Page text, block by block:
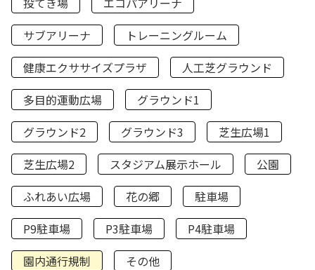
サブアリーナ
トレーニングルーム
健康エクササイズプラザ
人工芝グラウンド
多目的運動広場
グラウンド1
グラウンド2
グラウンド3
芝生広場1
芝生広場2
スタジアム展示ホール
公園
ふれあい広場
花の郷
駐車場
P9駐車場
P3駐車場
P4駐車場
園内通行規制
その他